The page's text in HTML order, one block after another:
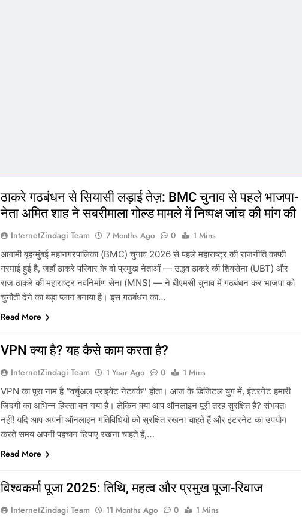
ठाकरे गठबंधन से सियासी लड़ाई तेज़: BMC चुनाव से पहले भाजपा-
नेता अमित शाह ने सबरीमाला गोल्ड मामले में निष्पक्ष जांच की मांग की
InternetZindagi Team 7 Months Ago 0
1 Mins
आगामी बृहन्मुंबई महानगरपालिका (BMC) चुनाव 2026 से पहले महाराष्ट्र की राजनीति काफी
गरमाई हुई है, जहाँ ठाकरे परिवार के दो प्रमुख नेताओं — उद्धव ठाकरे की शिवसेना (UBT) और
राज ठाकरे की महाराष्ट्र नवनिर्माण सेना (MNS) — ने बीएमसी चुनाव में गठबंधन कर भाजपा को
चुनौती देने का बड़ा प्लान बनाया है। इस गठबंधन का…
Read More
VPN क्या है? यह कैसे काम करता है?
InternetZindagi Team 1 Year Ago 0
1 Mins
VPN का पूरा नाम है “वर्चुअल प्राइवेट नेटवर्क” होता। आज के डिजिटल युग में, इंटरनेट हमारी
जिंदगी का अभिन्न हिस्सा बन गया है। लेकिन क्या आप ऑनलाइन पूरी तरह सुरक्षित हैं? संभवतः
नहीं! यदि आप अपनी ऑनलाइन गतिविधियों को सुरक्षित रखना चाहते हैं और इंटरनेट का उपयोग
करते समय अपनी पहचान छिपाए रखना चाहते हैं,…
Read More
विश्वकर्मा पूजा 2025: तिथि, महत्व और प्रमुख पूजा-रिवाज
InternetZindagi Team 11 Months Ago 0
1 Mins